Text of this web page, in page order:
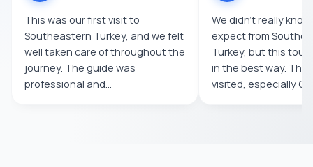
This was our first visit to
Southeastern Turkey, and we felt
well taken care of throughout the
journey. The guide was
professional and
We didn’t really
expect from
Turkey, but this tour
in the best way. The
visited, especially